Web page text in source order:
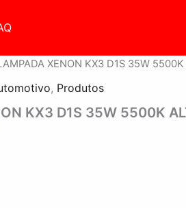
XENON KX3 D1S 35W 5500K
, Produtos
KX3 D1S 35W 5500K